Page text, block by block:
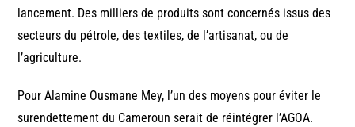
lancement. Des milliers de produits sont concernés issus des
secteurs du pétrole, des textiles, de l’artisanat, ou de
l’agriculture.
Pour Alamine Ousmane Mey, l’un des moyens pour éviter le
surendettement du Cameroun serait de réintégrer l’AGOA.